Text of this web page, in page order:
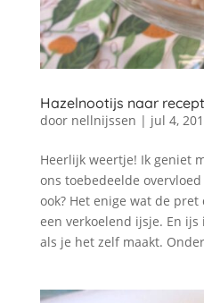
Hazelnootijs naar
door nellnijssen | jul 4,
Heerlijk weertje! Ik geniet
ons toebedeelde
ook? Het enige wat de
een verkoelend ijsje. En
als je het zelf maakt.